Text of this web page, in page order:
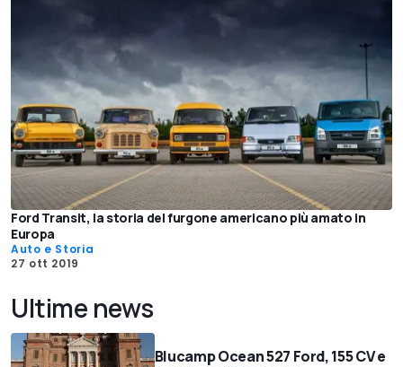
Ford Transit, la storia del furgone americano più amato in
Europa
Auto e Storia
27 ott 2019
Ultime news
Blucamp Ocean 527 Ford, 155 CV e